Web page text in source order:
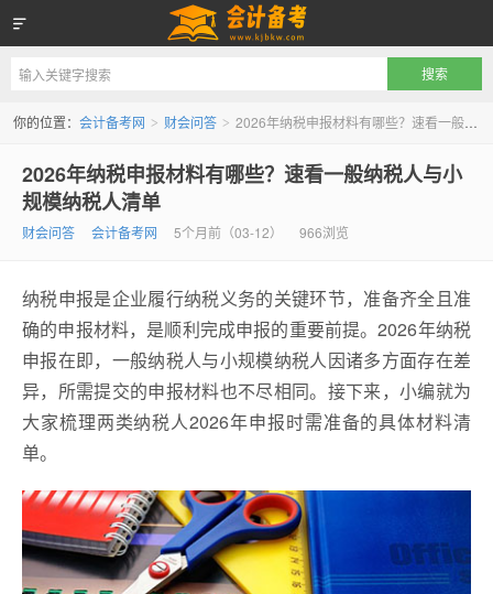
会计备考网
你的位置： 会计备考网 > 财会问答 > 2026年纳税申报材料有哪些？速看一般纳税人与小规模纳税人清单
2026年纳税申报材料有哪些？速看一般纳税人与小
规模纳税人清单
财会问答 会计备考网 5个月前（03-12） 966浏览
纳税申报是企业履行纳税义务的关键环节，准备齐全且准
确的申报材料，是顺利完成申报的重要前提。2026年纳税
申报在即，一般纳税人与小规模纳税人因诸多方面存在差
异，所需提交的申报材料也不尽相同。接下来，小编就为
大家梳理两类纳税人2026年申报时需准备的具体材料清
单。